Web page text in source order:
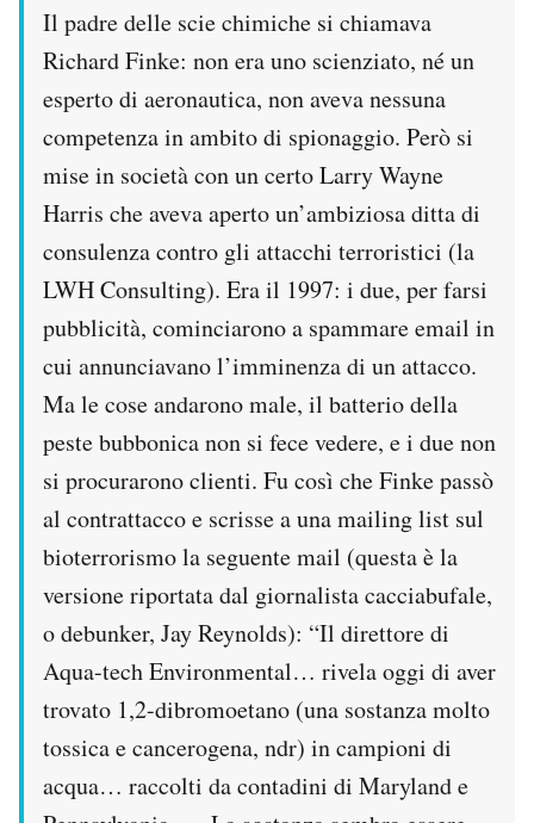
Il padre delle scie chimiche si chiamava
Richard Finke: non era uno scienziato, né un
esperto di aeronautica, non aveva nessuna
competenza in ambito di spionaggio. Però si
mise in società con un certo Larry Wayne
Harris che aveva aperto un’ambiziosa ditta di
consulenza contro gli attacchi terroristici (la
LWH Consulting). Era il 1997: i due, per farsi
pubblicità, cominciarono a spammare email in
cui annunciavano l’imminenza di un attacco.
Ma le cose andarono male, il batterio della
peste bubbonica non si fece vedere, e i due non
si procurarono clienti. Fu così che Finke passò
al contrattacco e scrisse a una mailing list sul
bioterrorismo la seguente mail (questa è la
versione riportata dal giornalista cacciabufale,
o debunker, Jay Reynolds): “Il direttore di
Aqua-tech Environmental… rivela oggi di aver
trovato 1,2-dibromoetano (una sostanza molto
tossica e cancerogena, ndr) in campioni di
acqua… raccolti da contadini di Maryland e